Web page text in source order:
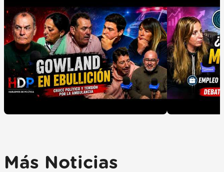
Más Noticias